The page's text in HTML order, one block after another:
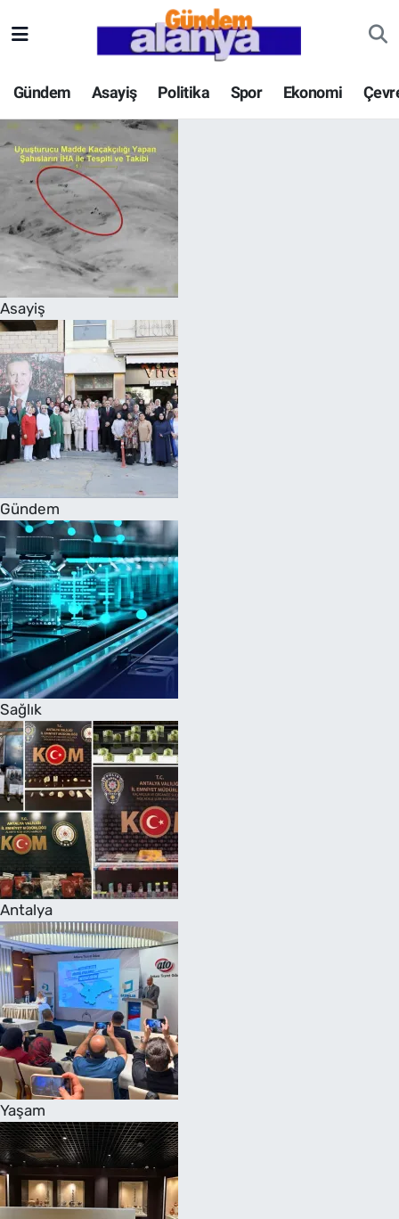
Gündem Asayiş Politika Spor Ekonomi
Asayiş
Gündem
Sağlık
Antalya
Yaşam